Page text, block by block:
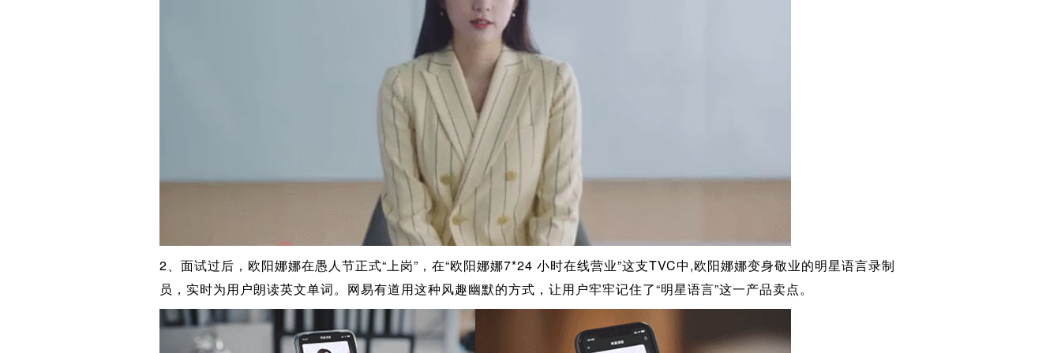
2、面试过后，欧阳娜娜在愚人节正式“上岗”，在“欧阳娜娜7*24 小时在线营业”这支TVC中,欧阳娜娜变身敬业的明星语言录制
员，实时为用户朗读英文单词。网易有道用这种风趣幽默的方式，让用户牢牢记住了“明星语言”这一产品卖点。